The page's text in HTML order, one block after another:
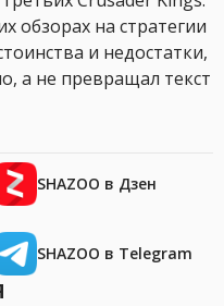
обзорах на стратегии
и недостатки,
а не превращал текст
SHAZOO в Дзен
SHAZOO в Telegram